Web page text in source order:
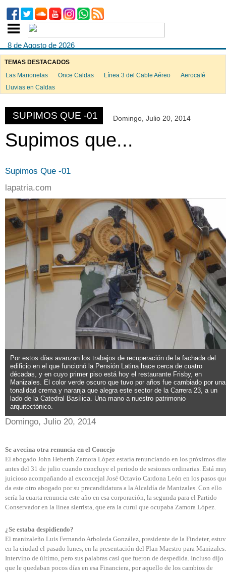
8 de Agosto de 2026
TEMAS DESTACADOS
Las Marionetas
Once Caldas Línea 3 del Cable Aéreo
Aerocafé
Lluvias en Caldas
SUPIMOS QUE -01 Domingo, Julio 20, 2014
Supimos que...
Supimos Que -01
lapatria.com
Por estos días avanzan los trabajos de recuperación de la fachada del
edificio en el que funcionó la Pensión Latina hace cerca de cuatro
décadas, y en cuyo primer piso está hoy el restaurante Frisby, en
Manizales. El color verde oscuro que tuvo por años fue cambiado por una
tonalidad crema y naranja que alegra este sector de la Carrera 23, a un
lado de la Catedral Basílica. Una mano a nuestro patrimonio
arquitectónico.
Domingo, Julio 20, 2014
Se avecina otra renuncia en el Concejo
El abogado John Heberth Zamora López estaría renunciando en los próximos
antes del 31 de julio cuando concluye el periodo de sesiones ordinarias. Está
juicioso acompañando al exconcejal José Octavio Cardona León en los pasos
da este otro abogado por su precandidatura a la Alcaldía de Manizales. Con ello
sería la cuarta renuncia este año en esa corporación, la segunda para el Partido
Conservador en la línea sierrista, que era la curul que ocupaba Zamora López.
¿Se estaba despidiendo?
El manizaleño Luis Fernando Arboleda González, presidente de la Findeter,
en la ciudad el pasado lunes, en la presentación del Plan Maestro para Manizales.
Intervino de último, pero sus palabras casi que fueron de despedida. Incluso dijo
que le quedaban pocos días en esa Financiera, por aquello de los cambios de